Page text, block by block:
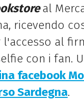
al
ricevendo
al
con i fan.
facebook
Sardegna.